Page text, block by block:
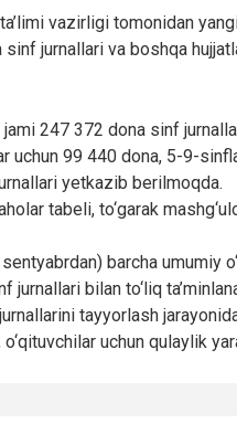
vazirligi tomonidan
sinf jurnallari va boshqa
247 372 dona sinf
uchun 99 440 dona, 5-9-
yetkazib berilmoqda.
tabeli, to‘garak
barcha umumiy
bilan to‘liq
tayyorlash
uchun qulaylik